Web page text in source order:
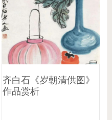
齐白石《岁朝清供图》
作品赏析